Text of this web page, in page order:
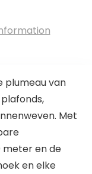
plumeau van
Met
meter en de
en elke